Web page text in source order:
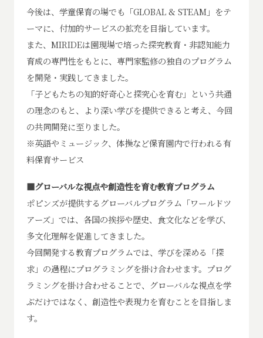
今後は、学童保育の場でも「GLOBAL & STEAM」をテ
ーマに、付加的サービスの拡充を目指しています。
また、MIRIDEは園現場で培った探究教育・非認知能力
育成の専門性をもとに、専門家監修の独自のプログラム
を開発・実践してきました。
「子どもたちの知的好奇心と探究心を育む」という共通
の理念のもと、より深い学びを提供できると考え、今回
の共同開発に至りました。
※英語やミュージック、体操など保育園内で行われる有
料保育サービス
■グローバルな視点や創造性を育む教育プログラム
ポピンズが提供するグローバルプログラム「ワールドツ
アーズ」では、各国の挨拶や歴史、食文化などを学び、
多文化理解を促進してきました。
今回開発する教育プログラムでは、学びを深める「探
求」の過程にプログラミングを掛け合わせます。プログ
ラミングを掛け合わせることで、グローバルな視点を学
ぶだけではなく、創造性や表現力を育むことを目指しま
す。